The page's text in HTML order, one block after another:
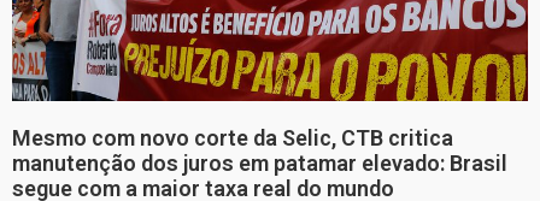
Mesmo com novo corte da Selic, CTB critica
manutenção dos juros em patamar elevado: Brasil
segue com a maior taxa real do mundo